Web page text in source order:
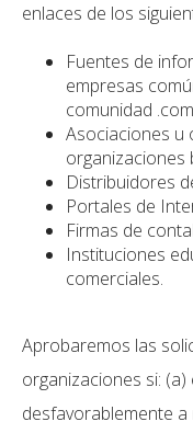
enlaces de los
Fuentes de
empresas
comunidad
Asociaciones u
organizaciones
Distribuidores
Portales de
Firmas de
Instituciones
comerciales.
Aprobaremos las
organizaciones si:
desfavorablemente